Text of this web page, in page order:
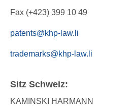
Fax (+423) 399 10 49
patents@khp-law.li
trademarks@khp-law.li
Sitz Schweiz:
KAMINSKI HARMANN